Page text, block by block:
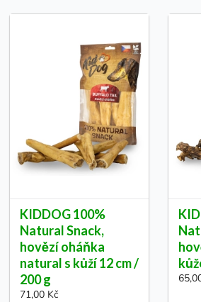
KIDDOG 100%
Natural Snack,
hovězí oháňka
natural s kůží 12 cm /
200 g
71,00 Kč